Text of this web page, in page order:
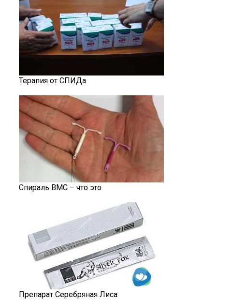
Терапия от СПИДа
Спираль ВМС – что это
Препарат Серебряная Лиса